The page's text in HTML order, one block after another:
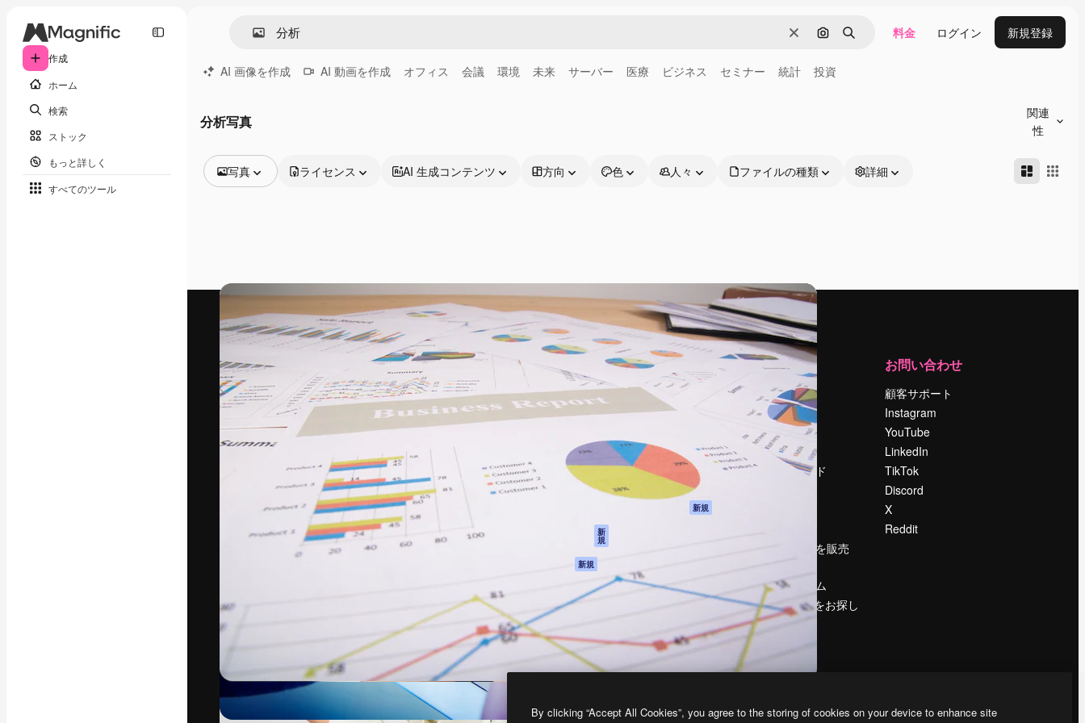
作成
ホーム
検索
ストック
もっと詳しく
すべてのツール
消去 画像で検索
検索 料金 ログイン 新規登録
AI 画像を作成 AI 動画を作成 オフィス 会議 環境 未来 サーバー 医療 ビジネス セミナー 統計 投資
分析写真
関連
性
写真
動画
モーショングラフィックス
動画テンプレート
アイコン
3D モデル
フォント
ライセンス AI 生成コンテンツ 方向 色 人々 ファイルの種類 詳細
最高のクリエイティブ制作を導くためのプラ
ットフォーム。クリエイター、企業、代理
店、スタジオを含む100万人以上が利用して
います。
日本語
製品
Spaces
AI アシスタント
AI 動画生成ツール
AI 音声合成ツール
ストックコンテン
新
規
新規
モバイルアプリ
すべてのMagnificツ
ール
はじめに
Academy
ドキュメント
利用規約
プライバシーポリ
新規
法人向け
運営
料金
会社概要
Reviews
採用情報
検索トレンド
コンテンツを販売
プレスルーム
magnific.aiをお探し
ですか？
お問い合わせ
顧客サポート
Instagram
YouTube
LinkedIn
TikTok
Discord
X
Reddit
Copyright © 2010- Freepik Company S.L.U.
By clicking “Accept All Cookies”, you agree to the storing of cookies on your device to enhance site